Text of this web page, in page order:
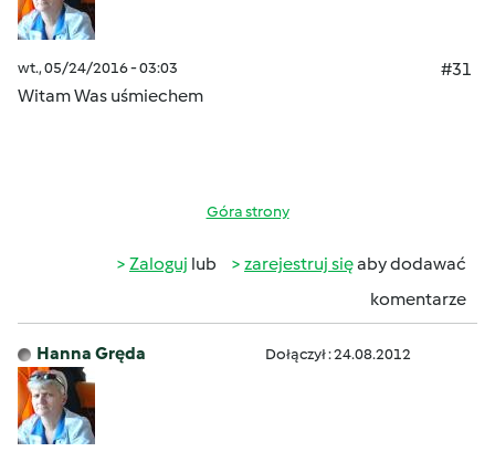
wt., 05/24/2016 - 03:03
#31
Witam Was uśmiechem
Góra strony
Zaloguj lub zarejestruj sięaby dodawać
komentarze
Hanna Gręda Dołączył : 24.08.2012